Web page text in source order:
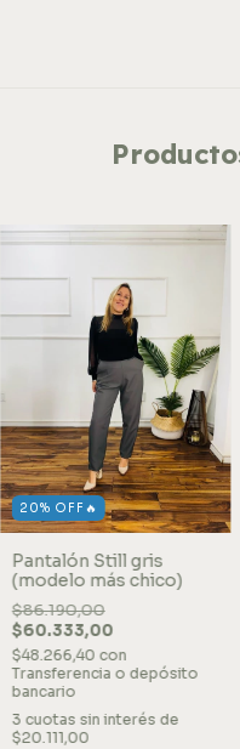
20% OFF🔥
Pantalón Still gris
(modelo más chico)
$86.190,00
$60.333,00
$48.266,40 con
Transferencia o depósito
bancario
3 cuotas sin interés de
$20.111,00